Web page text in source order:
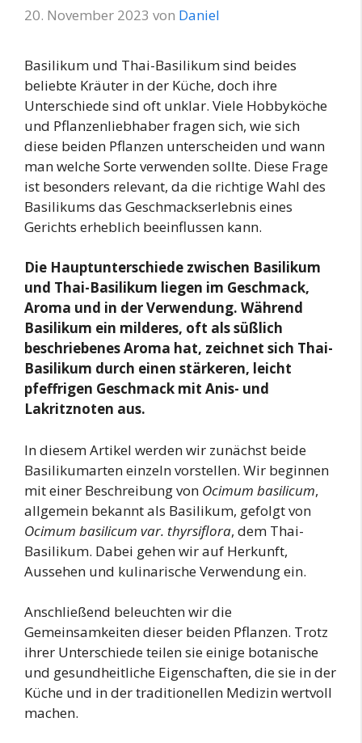
20. November 2023 von Daniel
Basilikum und Thai-Basilikum sind beides
beliebte Kräuter in der Küche, doch ihre
Unterschiede sind oft unklar. Viele Hobbyköche
und Pflanzenliebhaber fragen sich, wie sich
diese beiden Pflanzen unterscheiden und wann
man welche Sorte verwenden sollte. Diese Frage
ist besonders relevant, da die richtige Wahl des
Basilikums das Geschmackserlebnis eines
Gerichts erheblich beeinflussen kann.
Die Hauptunterschiede zwischen Basilikum
und Thai-Basilikum liegen im Geschmack,
Aroma und in der Verwendung. Während
Basilikum ein milderes, oft als süßlich
beschriebenes Aroma hat, zeichnet sich Thai-
Basilikum durch einen stärkeren, leicht
pfeffrigen Geschmack mit Anis- und
Lakritznoten aus.
In diesem Artikel werden wir zunächst beide
Basilikumarten einzeln vorstellen. Wir beginnen
mit einer Beschreibung von Ocimum basilicum,
allgemein bekannt als Basilikum, gefolgt von
Ocimum basilicum var. thyrsiflora, dem Thai-
Basilikum. Dabei gehen wir auf Herkunft,
Aussehen und kulinarische Verwendung ein.
Anschließend beleuchten wir die
Gemeinsamkeiten dieser beiden Pflanzen. Trotz
ihrer Unterschiede teilen sie einige botanische
und gesundheitliche Eigenschaften, die sie in der
Küche und in der traditionellen Medizin wertvoll
machen.